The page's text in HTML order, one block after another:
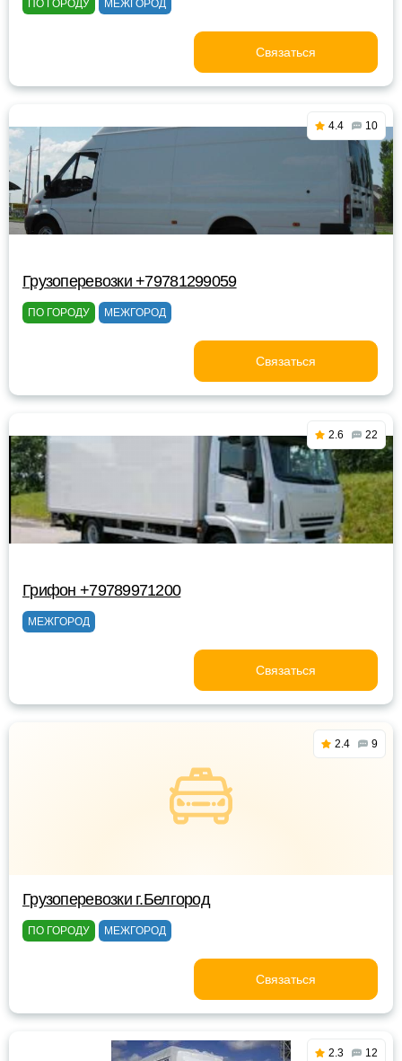
ПО ГОРОДУ МЕЖГОРОД
Связаться
4.4 10
Грузоперевозки +79781299059
ПО ГОРОДУ МЕЖГОРОД
Связаться
2.6 22
Грифон +79789971200
МЕЖГОРОД
Связаться
2.4 9
Грузоперевозки г.Белгород
ПО ГОРОДУ МЕЖГОРОД
Связаться
2.3 12